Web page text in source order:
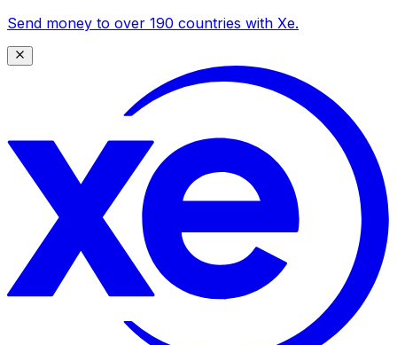
Send money to over 190 countries with Xe.